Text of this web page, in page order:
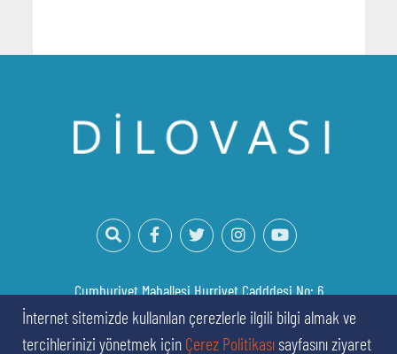
İnternet sitemizde kullanılan çerezlerle ilgili bilgi almak ve
tercihlerinizi yönetmek için Çerez Politikası sayfasını ziyaret
Cumhuriyet Mahallesi Hurriyet Cadddesi No: 6
Dilovası/Kocaeli
Tel:0262 754 88 88Faks:444 50 87